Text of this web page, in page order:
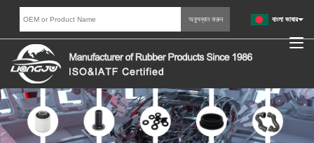
বাংলা ভাষার